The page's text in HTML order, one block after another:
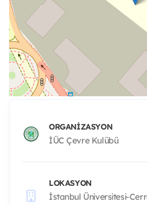
ORGANIZASYON
İÜC Çevre Kulübü
LOKASYON
İstanbul Üniversitesi-